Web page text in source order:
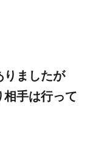
りましたが
相手は行って